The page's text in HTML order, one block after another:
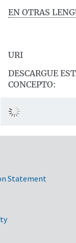
EN OTRAS
URI
DESCARGUE
CONCEPTO:
Statement